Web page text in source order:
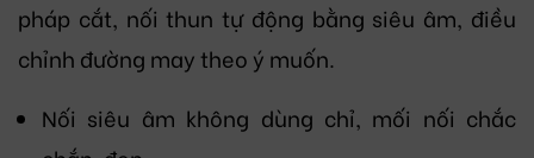
pháp cắt, nối thun tự động bằng siêu âm, điều
chỉnh đường may theo ý muốn.
Nối siêu âm không dùng chỉ, mối nối chắc